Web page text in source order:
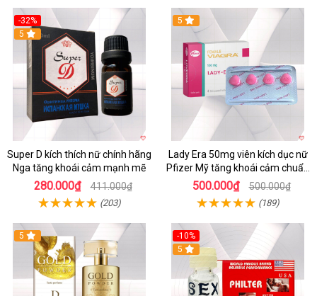
-32%
5
Super D kích thích nữ chính hãng
Nga tăng khoái cảm mạnh mẽ
280.000₫ 411.000₫
(203)
5
Lady Era 50mg viên kích dục nữ
Pfizer Mỹ tăng khoái cảm chuẩn
chính hãng
500.000₫ 500.000₫
(189)
5
-10%
5